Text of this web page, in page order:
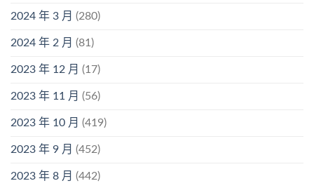
2024 年 3 月 (280)
2024 年 2 月 (81)
2023 年 12 月 (17)
2023 年 11 月 (56)
2023 年 10 月 (419)
2023 年 9 月 (452)
2023 年 8 月 (442)